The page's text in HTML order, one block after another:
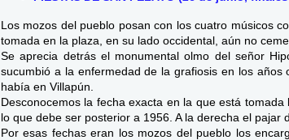
Los mozos del pueblo posan con los cuatro músicos
tomada en la plaza, en su lado occidental, aún no
Se aprecia detrás el monumental olmo del señor
sucumbió a la enfermedad de la grafiosis en los
había en Villapún.
Desconocemos la fecha exacta en la que está
lo que debe ser posterior a 1956. A la derecha el pajar
Por esas fechas eran los mozos del pueblo los